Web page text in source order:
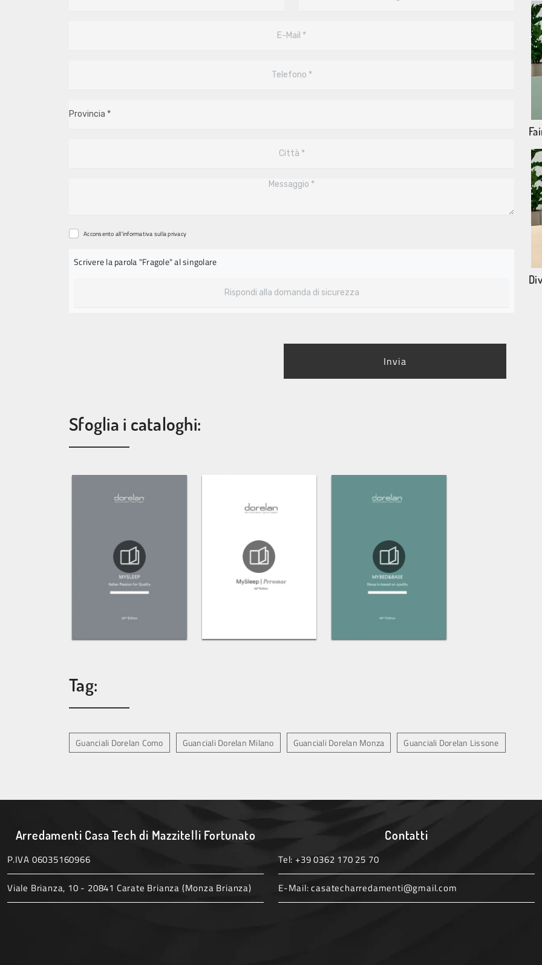
Acconsento all'informativa sullaprivacy
Scrivere la parola "Fragole" al singolare
Invia
Sfoglia i cataloghi:
Tag:
Guanciali Dorelan Como Guanciali Dorelan Milano Guanciali Dorelan Monza Guanciali Dorelan Lissone
Arredamenti Casa Tech di Mazzitelli Fortunato
P.IVA 06035160966
Viale Brianza, 10 - 20841 Carate Brianza (Monza Brianza)
Contatti
Tel: +39 0362 170 25 70
E-Mail:casatecharredamenti@gmail.com